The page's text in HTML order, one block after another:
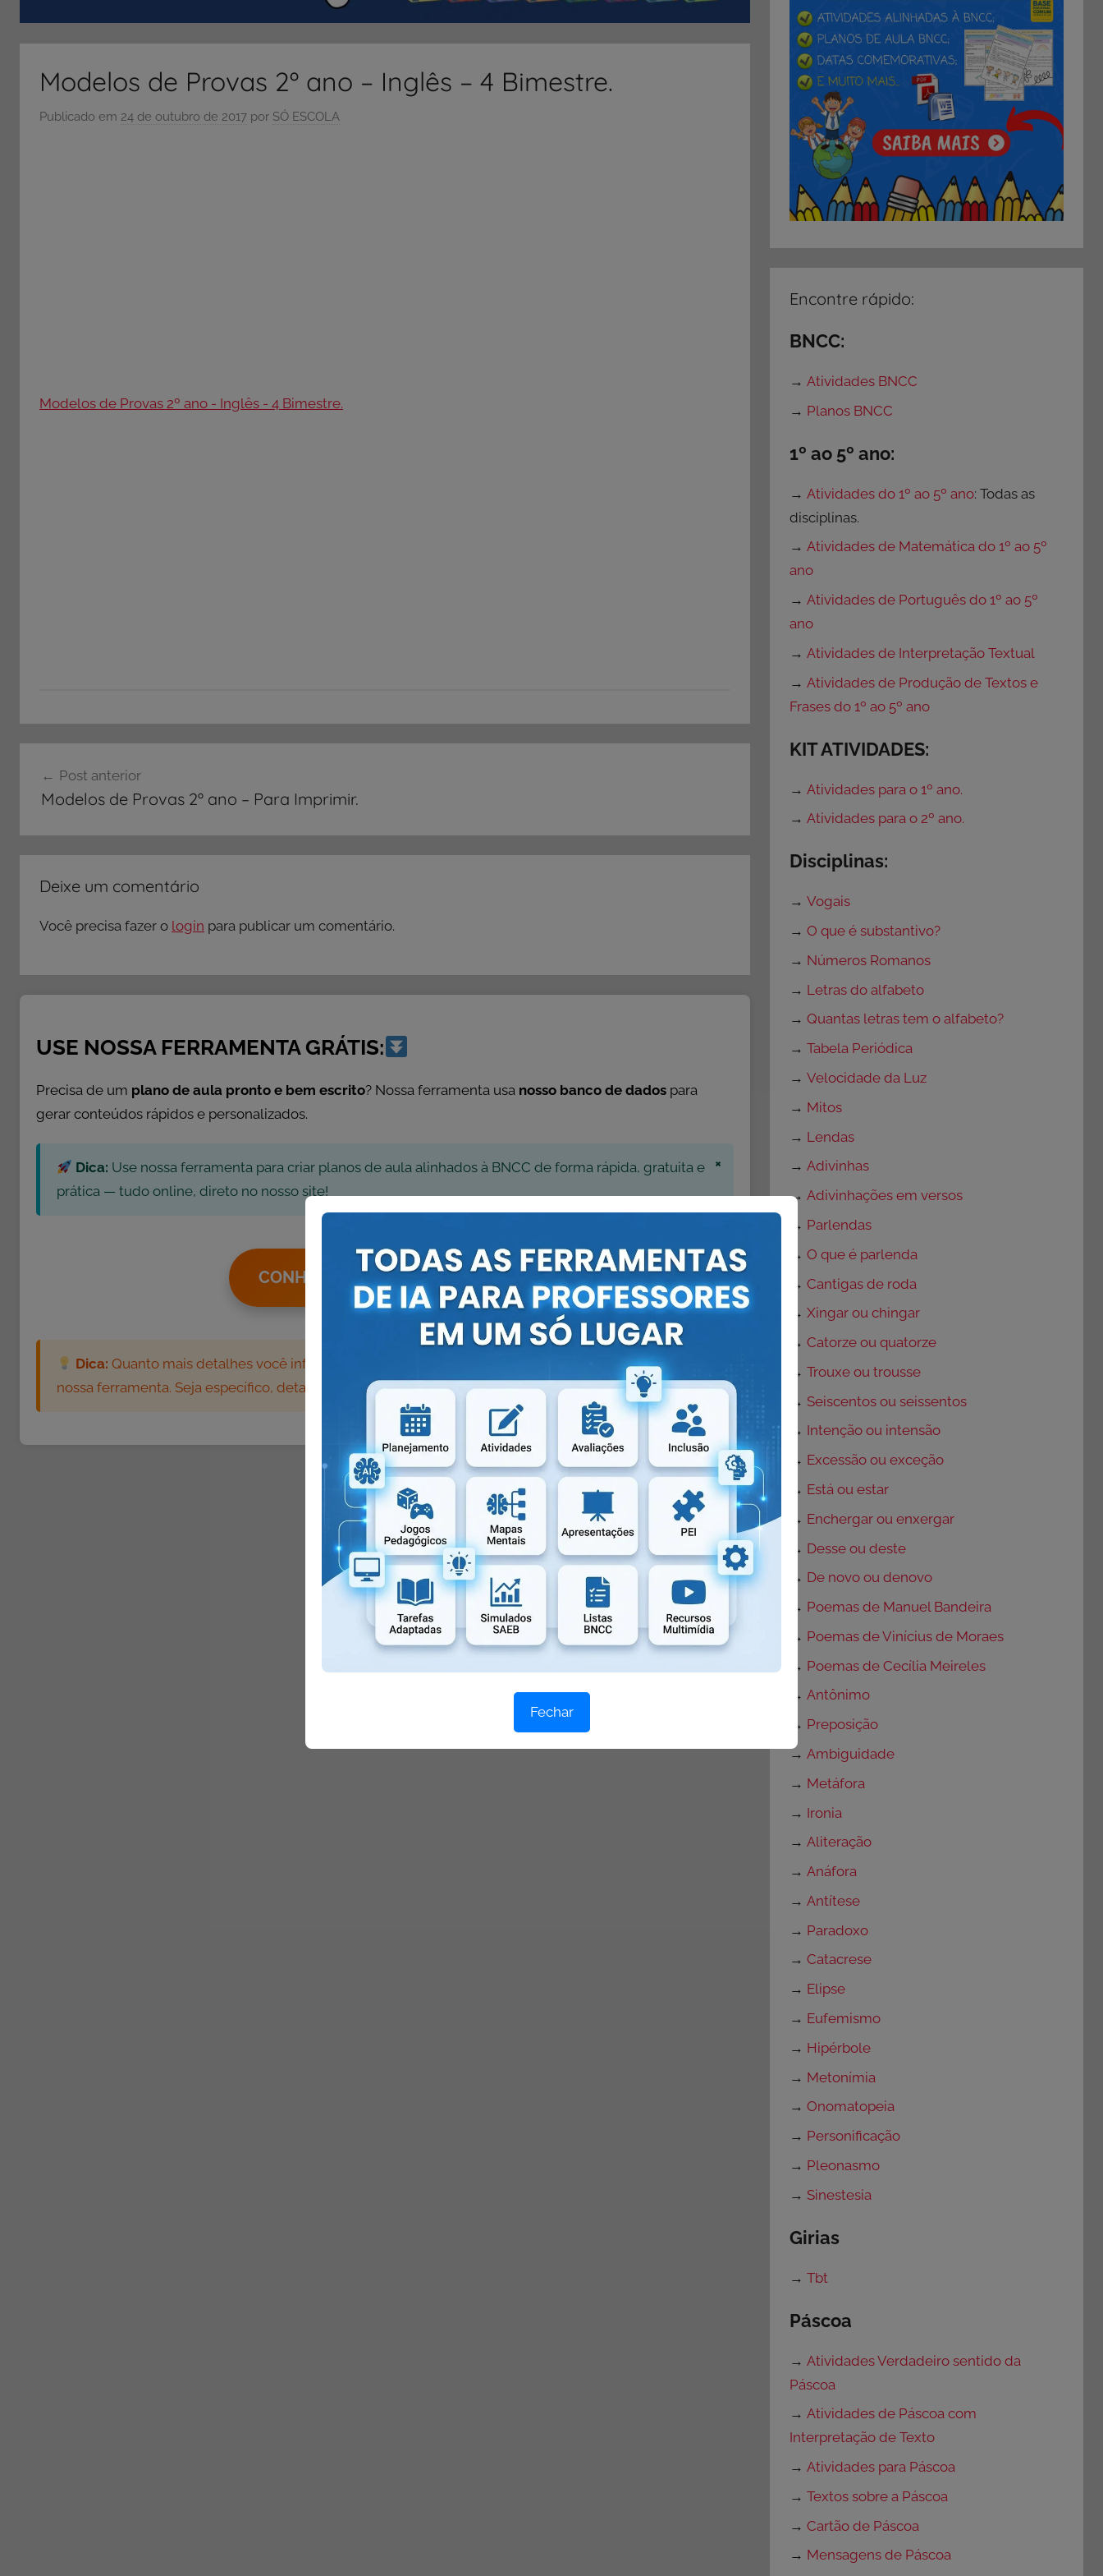
ENEM
e
cursosModelos de Provas 2º ano – Inglês – 4 Bimestre.
Publicado em 24 de outubro de 2017 por SÓ ESCOLA
Modelos de Provas 2º ano - Inglês - 4 Bimestre.
de
Post anterior
Modelos de Provas 2º ano – Para Imprimir.
Deixe um comentário
Você precisa fazer o login para publicar um comentário.
USE NOSSA FERRAMENTA GRÁTIS:
Precisa de um plano de aula pronto e bem escrito? Nossa ferramenta usa nosso banco de dados para
gerar conteúdos rápidos e personalizados.
Dica: Use nossa ferramenta para criar planos de aula alinhados à BNCC de forma rápida, gratuita e
prática — tudo online, direto no nosso site!
×
CONHEÇA NOSSA FERRAMENTA!
Dica: Quanto mais detalhes você informar, mais precisa e personalizada será a resposta gerada pela
nossa ferramenta. Seja específico, detalhista e aproveite ao máximo a ferramenta!
Encontre rápido:
BNCC:
→Atividades BNCC
→ Planos BNCC
1º ao 5º ano:
→Atividades do 1º ao 5º ano: Todas as
disciplinas.
→Atividades de Matemática do 1º ao 5º
ano
→Atividades de Português do 1º ao 5º
ano
→Atividades de Interpretação Textual
→Atividades de Produção de Textos e
Frases do 1º ao 5º ano
KIT ATIVIDADES:
→Atividades para o 1º ano.
→Atividades para o 2º ano.
Disciplinas:
→Vogais
→O que é substantivo?
→ Números Romanos
→ Letras do alfabeto
→Quantas letras tem o alfabeto?
→Tabela Periódica
→Velocidade da Luz
→ Mitos
→ Lendas
→Adivinhas
→Adivinhações em versos
→ Parlendas
→O que é parlenda
→Cantigas de roda
→Xingar ou chingar
→Catorze ou quatorze
→Trouxe ou trousse
→ Seiscentos ou seissentos
→ Intenção ou intensão
→ Excessão ou exceção
→ Está ou estar
→ Enchergar ou enxergar
→ Desse ou deste
→ De novo ou denovo
→ Poemas de Manuel Bandeira
→ Poemas de Vinícius de Moraes
→ Poemas de Cecília Meireles
→Antônimo
→ Preposição
→Ambiguidade
→ Metáfora
→ Ironia
→Aliteração
→Anáfora
→Antítese
→ Paradoxo
→Catacrese
→ Elipse
→ Eufemismo
→ Hipérbole
→ Metonímia
→Onomatopeia
→ Personificação
→ Pleonasmo
→ Sinestesia
Girias
→Tbt
Páscoa
→Atividades Verdadeiro sentido da
Páscoa
→Atividades de Páscoa com
Interpretação de Texto
→Atividades para Páscoa
→Textos sobre a Páscoa
→Cartão de Páscoa
→ Mensagens de Páscoa
Fechar